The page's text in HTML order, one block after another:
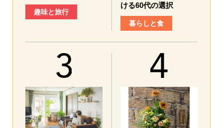
趣味と旅行
ける60代の選択
暮らしと食